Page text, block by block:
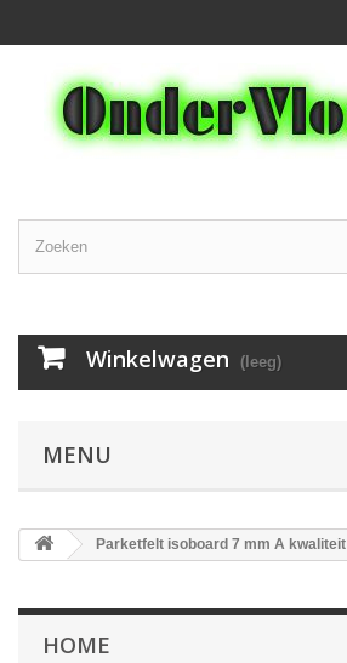
Winkelwagen (leeg)
MENU
Parketfelt isoboard 7 mm A kwaliteit
HOME